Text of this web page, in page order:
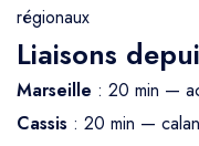
régionaux
Liaisons
Marseille : 20 min —
Cassis : 20 min —